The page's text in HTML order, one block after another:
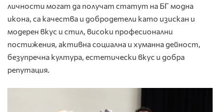
личности могат да получат статут на БГ модна
икона, са качества и добродетели като изискан и
модерен вкус и стил, високи професионални
постижения, активна социална и хуманна дейност,
безупречна култура, естетически вкус и добра
репутация.